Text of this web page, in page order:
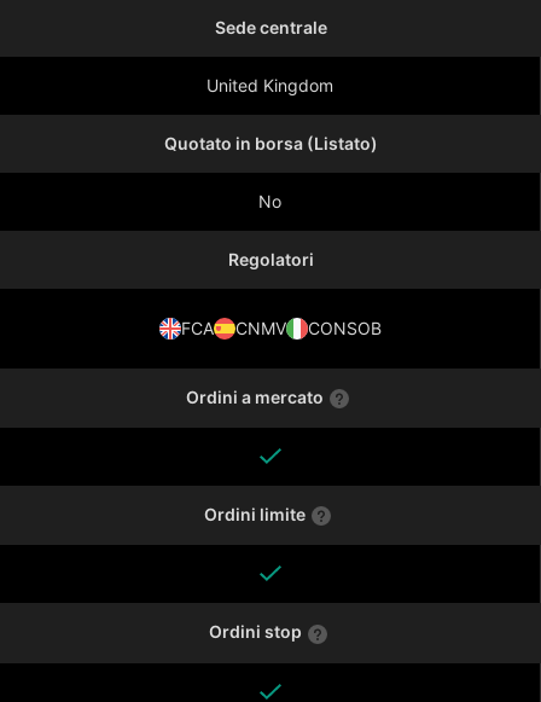
Sede centrale
United Kingdom
Quotato in borsa (Listato)
No
Regolatori
FCA CNMV CONSOB
Ordini a mercato
Ordini limite
Ordini stop